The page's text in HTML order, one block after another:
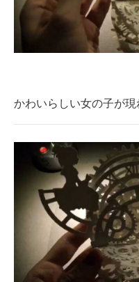
かわいらしい女の子が